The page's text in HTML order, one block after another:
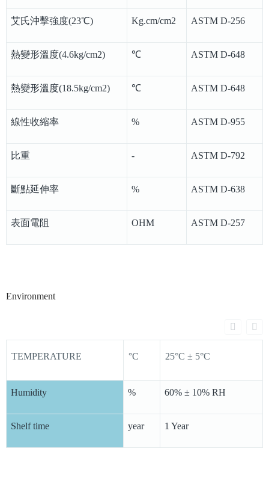
艾氏沖擊強度(23℃) Kg.cm/cm2 ASTM D-256
熱變形溫度(4.6kg/cm2) ℃ ASTM D-648
熱變形溫度(18.5kg/cm2) ℃ ASTM D-648
線性收縮率 % ASTM D-955
比重 - ASTM D-792
斷點延伸率 % ASTM D-638
表面電阻 OHM ASTM D-257
Environment
TEMPERATURE °C 25°C ± 5°C
Humidity % 60% ± 10% RH
Shelf time year 1 Year